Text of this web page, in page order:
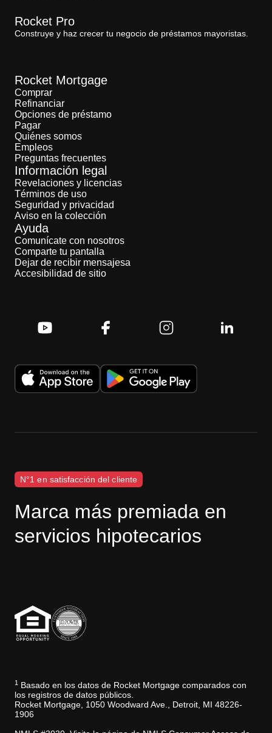
Rocket Pro
Construye y haz crecer tu negocio de préstamos mayoristas.
Rocket Mortgage
Comprar
Refinanciar
Opciones de préstamo
Pagar
Quiénes somos
Empleos
Preguntas frecuentes
Información legal
Revelaciones y licencias
Términos de uso
Seguridad y privacidad
Aviso en la colección
Ayuda
Comunícate con nosotros
Comparte tu pantalla
Dejar de recibir mensajesa
Accesibilidad de sitio
N°1 en satisfacción del cliente
Marca más premiada en
servicios hipotecarios
1
Basado en los datos de Rocket Mortgage comparados con
los registros de datos públicos.
Rocket Mortgage, 1050 Woodward Ave., Detroit, MI 48226-
1906